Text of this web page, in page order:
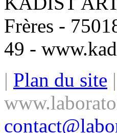
Frères -
49 -
| Plan du site |